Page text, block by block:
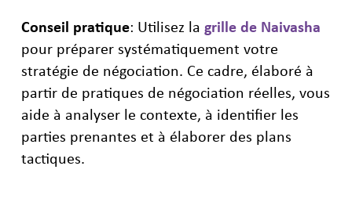
Conseil pratique: Utilisez la grille de Naivasha
pour préparer systématiquement votre
stratégie de négociation. Ce cadre, élaboré à
partir de pratiques de négociation réelles, vous
aide à analyser le contexte, à identifier les
parties prenantes et à élaborer des plans
tactiques.